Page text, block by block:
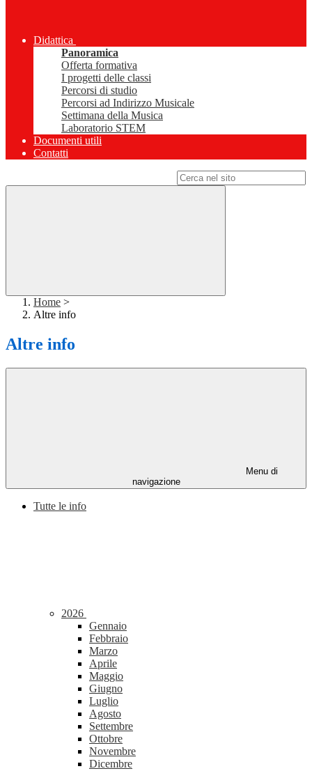
Didattica
Panoramica
Offerta formativa
I progetti delle classi
Percorsi di studio
Percorsi ad Indirizzo Musicale
Settimana della Musica
Laboratorio STEM
Documenti utili
Contatti
Home >
Altre info
Altre info
Menu di
navigazione
Tutte le info
2026
Gennaio
Febbraio
Marzo
Aprile
Maggio
Giugno
Luglio
Agosto
Settembre
Ottobre
Novembre
Dicembre